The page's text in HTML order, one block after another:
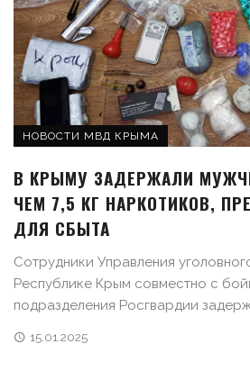
НОВОСТИ МВД КРЫМА
В КРЫМУ ЗАДЕРЖАЛИ
ЧЕМ 7,5 КГ НАРКОТИКОВ,
ДЛЯ СБЫТА
Сотрудники Управления
Республике Крым совместно с
подразделения Росгвардии
15.01.2025